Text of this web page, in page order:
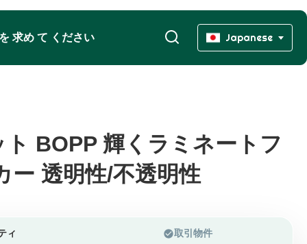
求め て ください Japanese
BOPP 輝くラミネートフ
ー 透明性/不透明性
BOPP 輝くラミネートフ
ー 透明性/不透明性
ィ 取引物件